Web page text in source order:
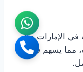
الإمارات حلاً
مما يسهم في